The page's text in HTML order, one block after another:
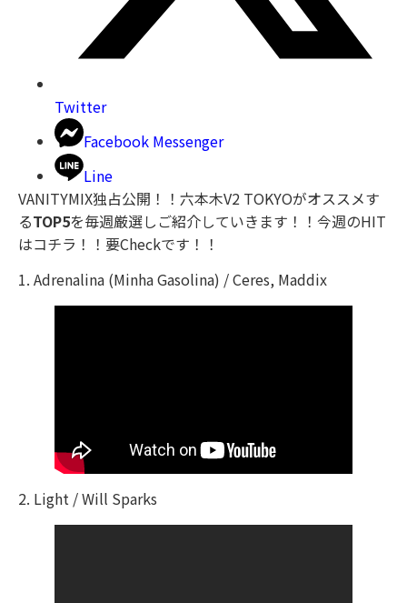
Twitter
Facebook Messenger
Line
VANITYMIX独占公開！！六本木V2 TOKYOがオススメす
るTOP5を毎週厳選しご紹介していきます！！今週のHIT
はコチラ！！要Checkです！！
1. Adrenalina (Minha Gasolina) / Ceres, Maddix
2. Light / Will Sparks